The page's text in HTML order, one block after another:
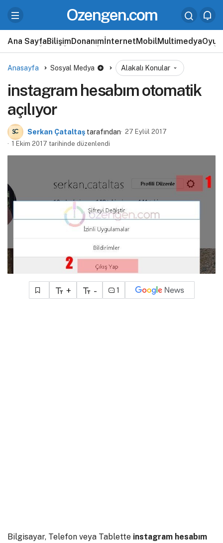
Ozengen.com
Ana SayfaBilişimDonanımİnternetMobilMultimedyaOyun
Anasayfa Sosyal Medya Alakalı Konular
instagram hesabım otomatik
açılıyor
Serkan Çataltaş tarafından 27 Eylül 2017
1 Ekim 2017 tarihinde düzenlendi
+ - 1
Bilgisayar, Telefon veya Tablette instagram hesabım